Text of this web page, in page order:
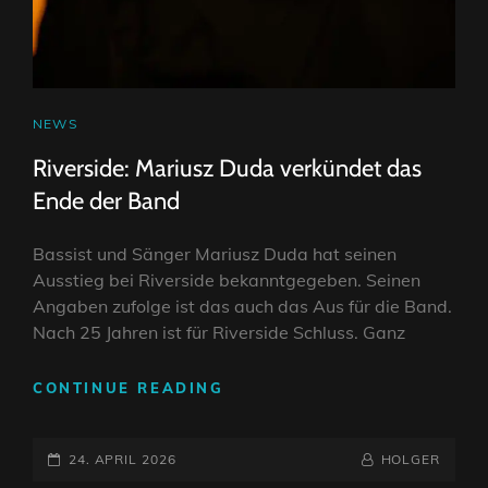
CAT
NEWS
Riverside: Mariusz Duda verkündet das
Ende der Band
Bassist und Sänger Mariusz Duda hat seinen
Ausstieg bei Riverside bekanntgegeben. Seinen
Angaben zufolge ist das auch das Aus für die Band.
Nach 25 Jahren ist für Riverside Schluss. Ganz
CONTINUE READING
POSTED-
24. APRIL 2026
BY
BYLINE
HOLGER